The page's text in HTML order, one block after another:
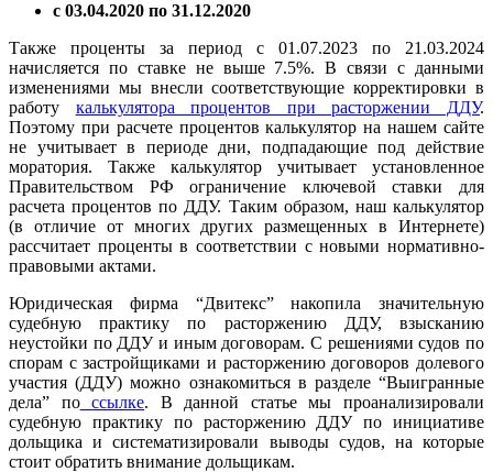
с 03.04.2020 по 31.12.2020
Также проценты за период с 01.07.2023 по 21.03.2024
начисляется по ставке не выше 7.5%. В связи с данными
изменениями мы внесли соответствующие корректировки в
работу калькулятора процентов при расторжении ДДУ.
Поэтому при расчете процентов калькулятор на нашем сайте
не учитывает в периоде дни, подпадающие под действие
моратория. Также калькулятор учитывает установленное
Правительством РФ ограничение ключевой ставки для
расчета процентов по ДДУ. Таким образом, наш калькулятор
(в отличие от многих других размещенных в Интернете)
рассчитает проценты в соответствии с новыми нормативно-
правовыми актами.
Юридическая фирма “Двитекс” накопила значительную
судебную практику по расторжению ДДУ, взысканию
неустойки по ДДУ и иным договорам. С решениями судов по
спорам с застройщиками и расторжению договоров долевого
участия (ДДУ) можно ознакомиться в разделе “Выигранные
дела” поссылке. В данной статье мы проанализировали
судебную практику по расторжению ДДУ по инициативе
дольщика и систематизировали выводы судов, на которые
стоит обратить внимание дольщикам.